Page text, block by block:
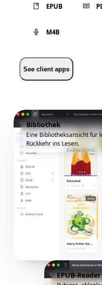
EPUB
M4B
See client apps
Bibliothek
Eine Bibliotheksansicht für
Rückkehr ins Lesen.
EPUB-Reader